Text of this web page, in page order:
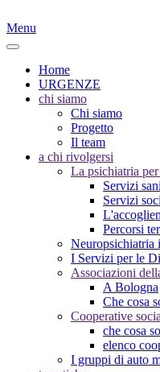
Menu
Home
URGENZE
chi siamo
Chi siamo
Progetto
Il team
a chi rivolgersi
La psichiatria
Servizi
Servizi
Percorsi
Neuropsichiatria
I Servizi per le
Associazioni
A Bologna
Che cosa
Cooperative
che cosa
elenco
I gruppi di auto